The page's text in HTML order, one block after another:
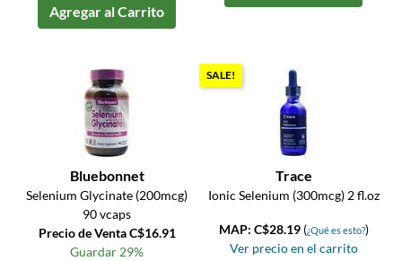
Agregar al Carrito
Bluebonnet
Selenium Glycinate (200mcg)
90 vcaps
Precio de Venta C$16.91
Guardar 29%
SALE!
Trace
Ionic Selenium (300mcg) 2 fl.oz
MAP: C$28.19 (¿Qué es esto?)
Ver precio en el carrito